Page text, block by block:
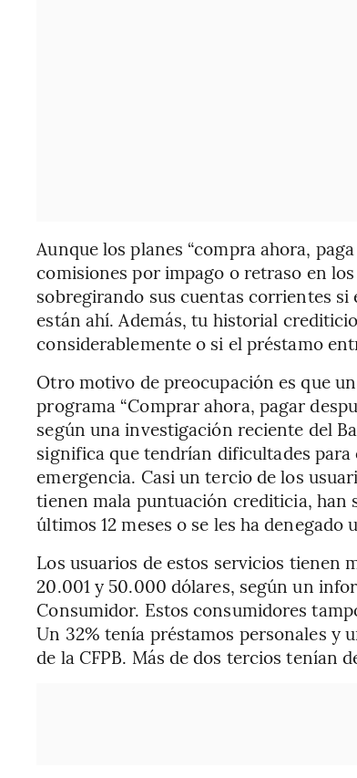
Aunque los planes “compra ahora,
comisiones por impago o retraso en
sobregirando sus cuentas corrientes
están ahí. Además, tu historial
considerablemente o si el préstamo
Otro motivo de preocupación es que
programa “Comprar ahora, pagar
según una investigación reciente del
significa que tendrían dificultades
emergencia. Casi un tercio de los
tienen mala puntuación crediticia, han
últimos 12 meses o se les ha denegado
Los usuarios de estos servicios tienen
20.001 y 50.000 dólares, según un
Consumidor. Estos consumidores
Un 32% tenía préstamos personales y
de la CFPB. Más de dos tercios tenían